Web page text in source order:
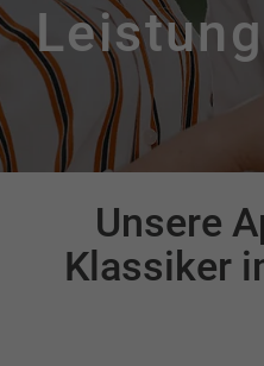
Unsere
Klassiker